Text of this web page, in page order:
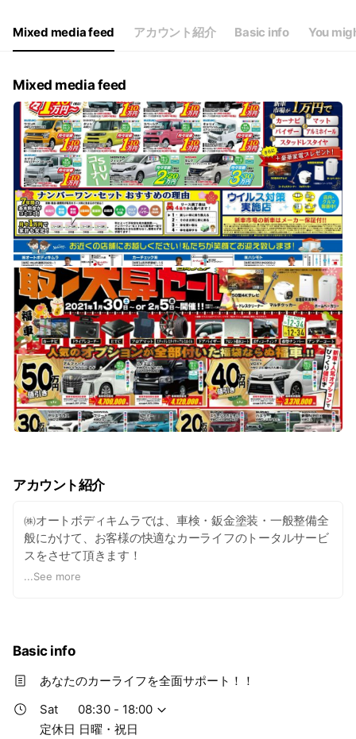
Mixed media feed アカウント紹介 Basic info You
Mixed media feed
アカウント紹介
㈱オートボディキムラでは、車検・鈑金塗装・一般整備全
般にかけて、お客様の快適なカーライフのトータルサービ
スをさせて頂きます！
また、熟練整備士による確かな技術でお客様の愛車を心を
込めて整備させていただきます。
さらに、小さなキズから事故車まであらゆる作業を自社工
場で行う事により、ハイクオリティかつリーズナブルな価
...See more
Basic info
あなたのカーライフを全面サポート！！
Sat
08:30 - 18:00
定休日 日曜・祝日